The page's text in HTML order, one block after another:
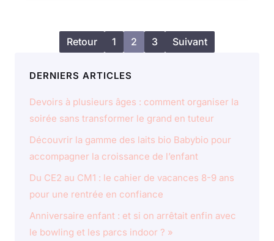
Retour 1 2 3 Suivant
DERNIERS ARTICLES
Devoirs à plusieurs âges : comment organiser la
soirée sans transformer le grand en tuteur
Découvrir la gamme des laits bio Babybio pour
accompagner la croissance de l’enfant
Du CE2 au CM1 : le cahier de vacances 8-9 ans
pour une rentrée en confiance
Anniversaire enfant : et si on arrêtait enfin avec
le bowling et les parcs indoor ? »